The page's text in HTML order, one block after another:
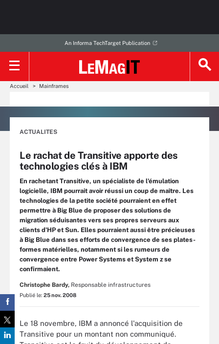
An Informa TechTarget Publication
Accueil Mainframes
ACTUALITES
Le rachat de Transitive apporte des
technologies clés à IBM
En rachetant Transitive, un spécialiste de l'émulation
logicielle, IBM pourrait avoir réussi un coup de maître. Les
technologies de la petite société pourraient en effet
permettre à Big Blue de proposer des solutions de
migration séduisantes vers ses propres serveurs aux
clients d'HP et Sun. Elles pourraient aussi être précieuses
à Big Blue dans ses efforts de convergence de ses plates-
formes matérielles, notamment si les rumeurs de
convergence entre Power Systems et System z se
confirmaient.
Christophe Bardy, Responsable infrastructures
Publié le: 25 nov. 2008
Le 18 novembre, IBM a annoncé l'acquisition de
Transitive pour un montant non communiqué.